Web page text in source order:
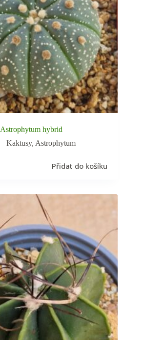
Astrophytum hybrid
Kaktusy, Astrophytum
Přidat do košíku